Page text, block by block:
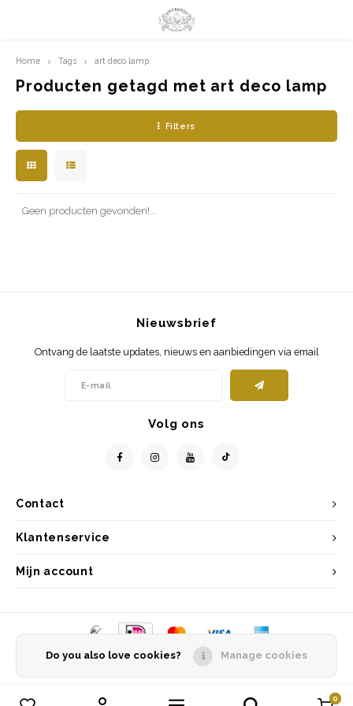
Hoofdmenu / limited prints
LIMITED PRINTS
CLASSIC LADIES
ORIENTAL
Hoofdmenu
Taal
Nederlands
0
Home Tags art deco lamp
Producten getagd met art deco lamp
Filters
Geen producten gevonden!...
Contact
Nieuwsbrief
Ontvang de laatste updates, nieuws en aanbiedingen via email
Volg ons
Klantenservice
Mijn account
© Copyright 2026 Entrepôt Holland - Powered byLightspeed- Theme by
Vergelijk producten 0
Do you also love cookies? Manage cookies